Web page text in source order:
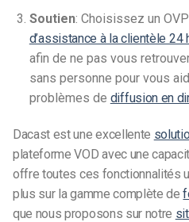
Soutien: Choisissez un
d’assistance à la clientèle
afin de ne pas vous
sans personne pour vous
problèmes de diffusion en
Dacast est une excellente
plateforme VOD avec une
offre toutes ces fonctionnalités
plus sur la gamme complète de
que nous proposons sur notre